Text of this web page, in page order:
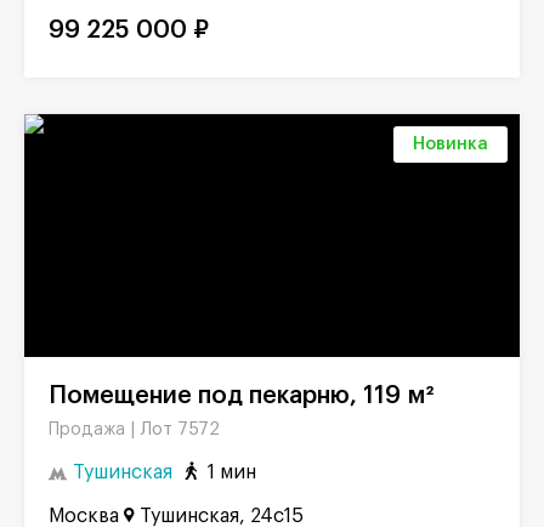
99 225 000 ₽
Новинка
Помещение под пекарню, 119 м²
Продажа | Лот 7572
Тушинская 1 мин
Москва Тушинская, 24с15